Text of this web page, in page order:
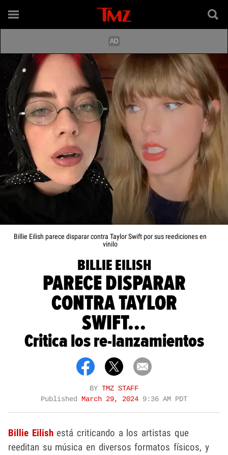
Billie Eilish parece disparar contra Taylor Swift por sus reediciones en
vinilo
BILLIE EILISH
PARECE DISPARAR
CONTRA TAYLOR
SWIFT...
Critica los re-lanzamientos
BY TMZ STAFF
Published March 29, 2024 9:36 AM PDT
Billie Eilishestá criticando a los artistas que
reeditan su música en diversos formatos físicos, y